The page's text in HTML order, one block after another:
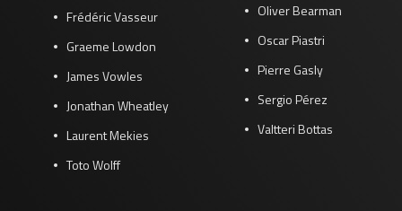
Frédéric Vasseur
Graeme Lowdon
James Vowles
Jonathan Wheatley
Laurent Mekies
Toto Wolff
Oliver Bearman
Oscar Piastri
Pierre Gasly
Sergio Pérez
Valtteri Bottas